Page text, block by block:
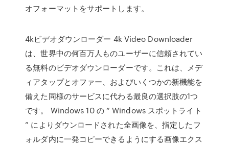
オフォーマットをサポートします。
4kビデオダウンローダー 4k Video Downloader
は、世界中の何百万人ものユーザーに信頼されてい
る無料のビデオダウンローダーです。これは、メデ
ィアタップとオファー、およびいくつかの新機能を
備えた同様のサービスに代わる最良の選択肢の1つ
です。 Windows 10 の “ Windows スポットライト
” によりダウンロードされた全画像を、指定したフ
ォルダ内に一発コピーできるようにする画像エクス